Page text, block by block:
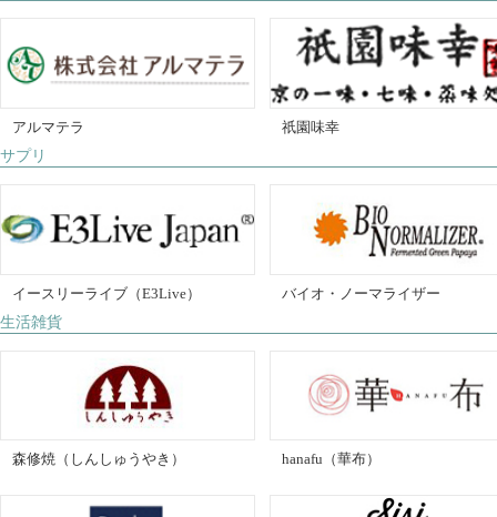
アルマテラ
祇園味幸
サプリ
イースリーライブ（E3Live）
バイオ・ノーマライザー
生活雑貨
森修焼（しんしゅうやき） hanafu（華布）